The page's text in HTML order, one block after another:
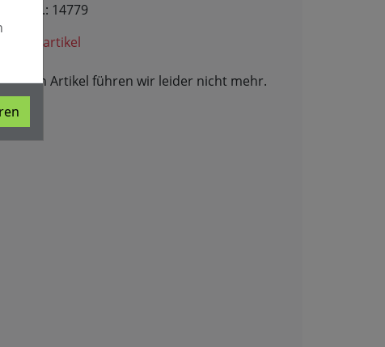
Art.Nr.: 14779
Archivartikel
Diesen Artikel führen wir leider nicht mehr.